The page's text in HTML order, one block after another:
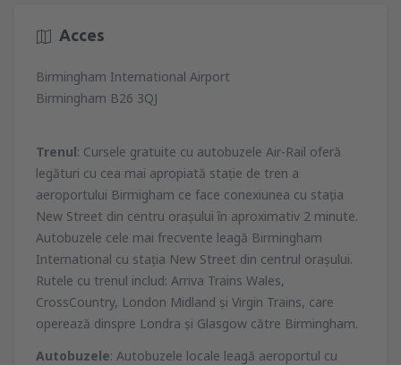
Acces
Birmingham International Airport
Birmingham B26 3QJ
Trenul: Cursele gratuite cu autobuzele Air-Rail oferă
legături cu cea mai apropiată staţie de tren a
aeroportului Birmigham ce face conexiunea cu staţia
New Street din centru oraşului în aproximativ 2 minute.
Autobuzele cele mai frecvente leagă Birmingham
International cu staţia New Street din centrul oraşului.
Rutele cu trenul includ: Arriva Trains Wales,
CrossCountry, London Midland şi Virgin Trains, care
operează dinspre Londra şi Glasgow către Birmingham.
Autobuzele: Autobuzele locale leagă aeroportul cu